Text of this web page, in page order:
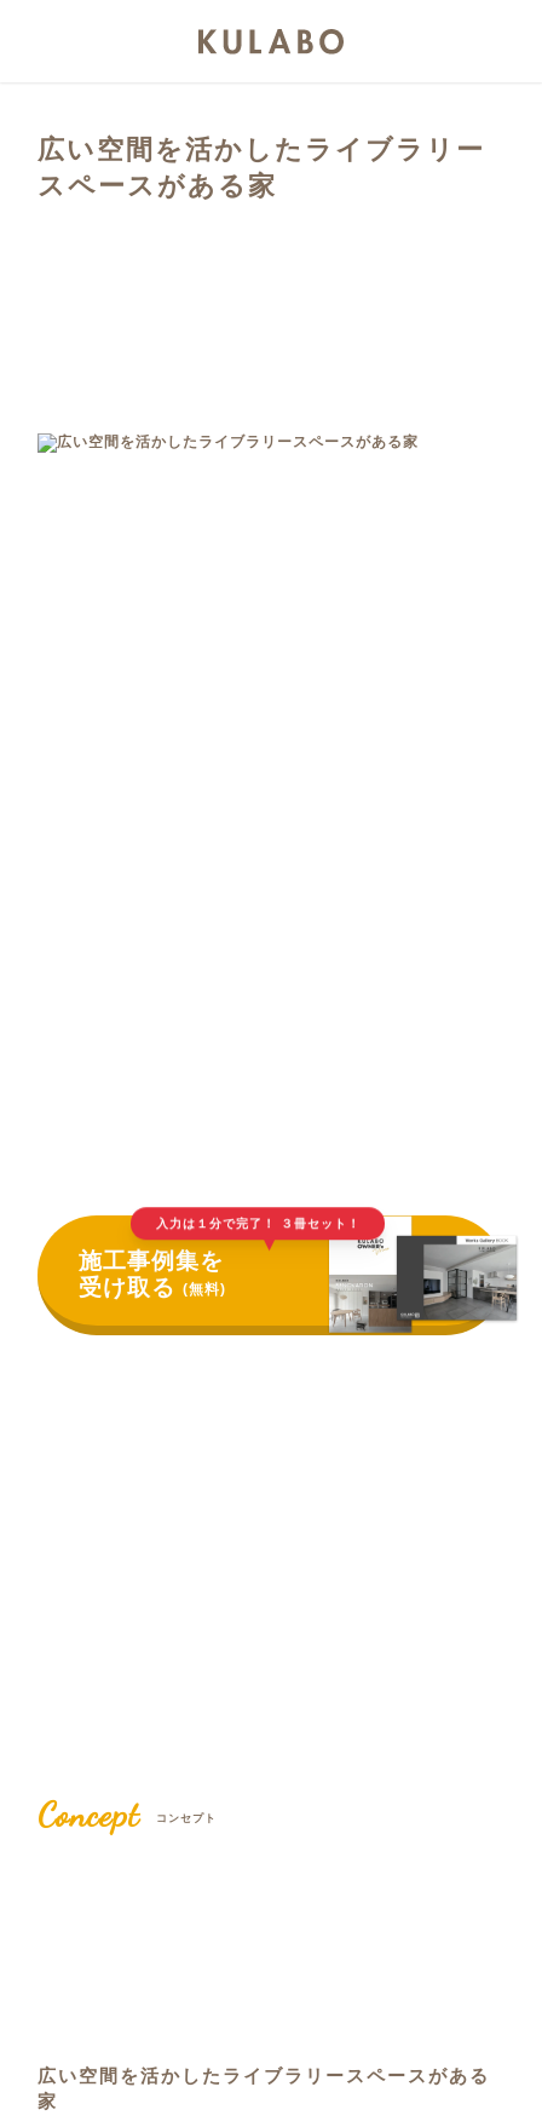
広い空間を活かしたライブラリー
スペースがある家
入力は１分で完了！ ３冊セット！
▲
施工事例集を
受け取る(無料)
Concept コンセプト
広い空間を活かしたライブラリースペースがある
家